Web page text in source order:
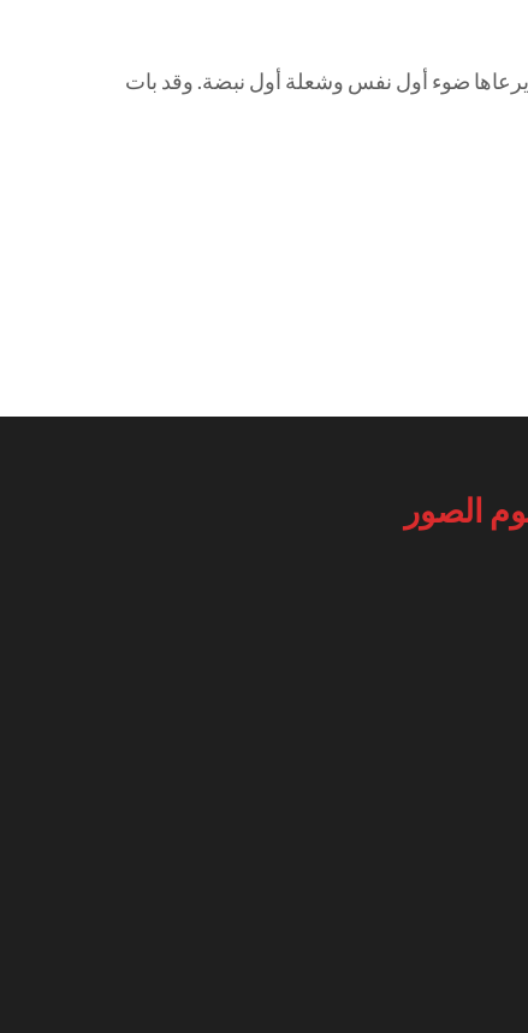
يرعاها ضوء أول نفس وشعلة أول نبضة. وقد بات
الصور